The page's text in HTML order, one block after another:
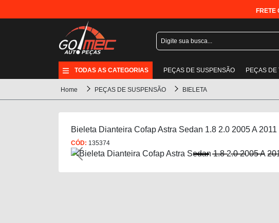
FRETE
TODAS AS CATEGORIAS PEÇAS DE SUSPENSÃO PEÇAS DE
Home PEÇAS DE SUSPENSÃO BIELETA
Bieleta Dianteira Cofap Astra Sedan 1.8 2.0 2005 A 2011
CÓD: 135374
Previous